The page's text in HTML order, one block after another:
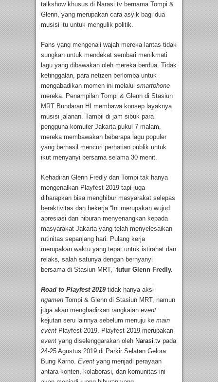
talkshow khusus di Narasi.tv bernama Tompi &
Glenn, yang merupakan cara asyik bagi dua
musisi itu untuk mengulik politik.
Fans yang mengenali wajah mereka lantas tidak
sungkan untuk mendekat sembari menikmati
lagu yang dibawakan oleh mereka berdua. Tidak
ketinggalan, para netizen berlomba untuk
mengabadikan momen ini melalui smartphone
mereka. Penampilan Tompi & Glenn di Stasiun
MRT Bundaran HI membawa konsep layaknya
musisi jalanan. Tampil di jam sibuk para
pengguna komuter Jakarta pukul 7 malam,
mereka membawakan beberapa lagu populer
yang berhasil mencuri perhatian publik untuk
ikut menyanyi bersama selama 30 menit.
Kehadiran Glenn Fredly dan Tompi tak hanya
mengenalkan Playfest 2019 tapi juga
diharapkan bisa menghibur masyarakat selepas
beraktivitas dan bekerja.“Ini merupakan wujud
apresiasi dan hiburan menyenangkan kepada
masyarakat Jakarta yang telah menyelesaikan
rutinitas sepanjang hari. Pulang kerja
merupakan waktu yang tepat untuk istirahat dan
relaks, salah satunya dengan bernyanyi
bersama di Stasiun MRT,” tutur Glenn Fredly.
Road to Playfest 2019 tidak hanya aksi
ngamen Tompi & Glenn di Stasiun MRT, namun
juga akan menghadirkan rangkaian event
kejutan seru lainnya sebelum menuju ke main
event Playfest 2019. Playfest 2019 merupakan
event yang diselenggarakan oleh Narasi.tv pada
24-25 Agustus 2019 di Parkir Selatan Gelora
Bung Karno. Event yang menjadi perayaan
antara konten, kolaborasi, dan komunitas ini